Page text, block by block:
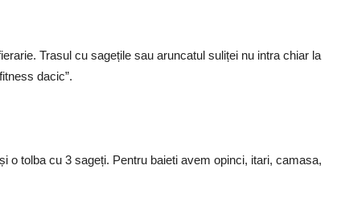
Trasul cu sagețile sau aruncatul suliței nu intra chiar la
dacic”.
o tolba cu 3 sageți. Pentru baieti avem opinci, itari, camasa,